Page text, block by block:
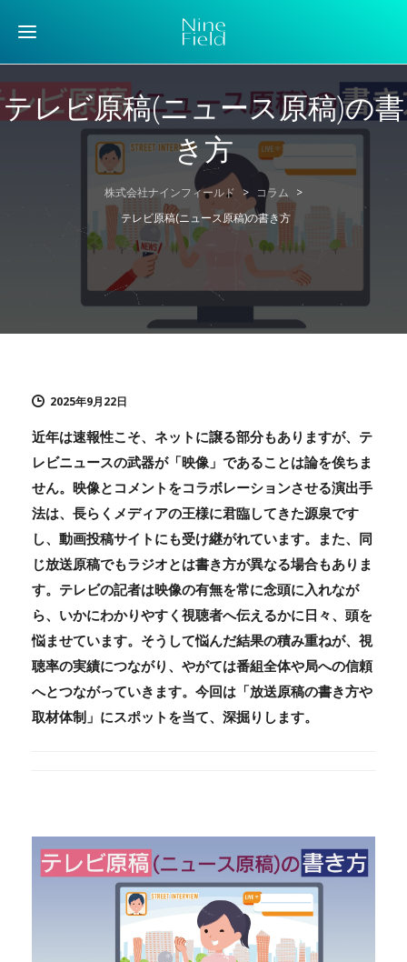
テレビ原稿(ニュース原稿)の書
き方
株式会社ナインフィールド > コラム >
テレビ原稿(ニュース原稿)の書き方
2025年9月22日
近年は速報性こそ、ネットに譲る部分もありますが、テ
レビニュースの武器が「映像」であることは論を俟ちま
せん。映像とコメントをコラボレーションさせる演出手
法は、長らくメディアの王様に君臨してきた源泉です
し、動画投稿サイトにも受け継がれています。また、同
じ放送原稿でもラジオとは書き方が異なる場合もありま
す。テレビの記者は映像の有無を常に念頭に入れなが
ら、いかにわかりやすく視聴者へ伝えるかに日々、頭を
悩ませています。そうして悩んだ結果の積み重ねが、視
聴率の実績につながり、やがては番組全体や局への信頼
へとつながっていきます。今回は「放送原稿の書き方や
取材体制」にスポットを当て、深掘りします。